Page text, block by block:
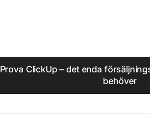
Prova ClickUp – det enda
behöver